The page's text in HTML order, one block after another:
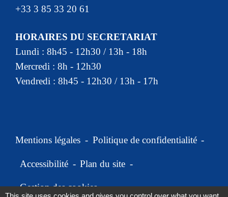
+33 3 85 33 20 61
HORAIRES DU SECRETARIAT
Lundi : 8h45 - 12h30 / 13h - 18h
Mercredi : 8h - 12h30
Vendredi : 8h45 - 12h30 / 13h - 17h
Mentions légales - Politique de confidentialité -
Accessibilité - Plan du site -
Gestion des cookies